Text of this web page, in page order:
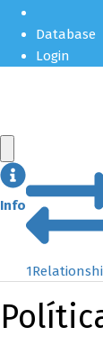
Database
Login
Info
1